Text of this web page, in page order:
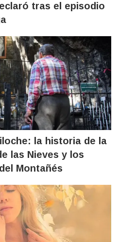
tras el episodio
la historia de la
las Nieves y los
Montañés